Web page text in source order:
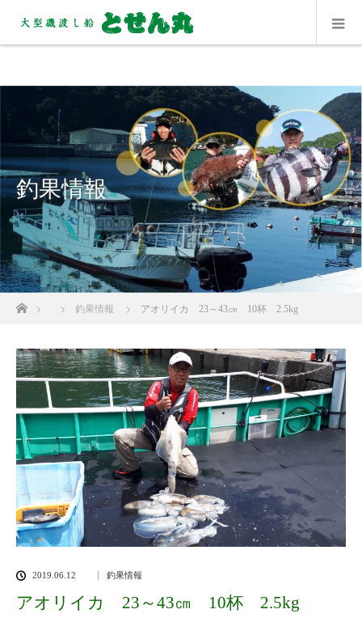
釣果情報
釣果情報 アオリイカ 23～43㎝ 10杯 2.5kg
2019.06.12 釣果情報
アオリイカ 23～43㎝ 10杯 2.5kg